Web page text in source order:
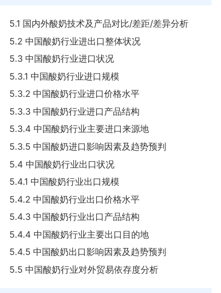
5.1 国内外酸奶技术及产品对比/差距/差异分析
5.2 中国酸奶行业进出口整体状况
5.3 中国酸奶行业进口状况
5.3.1 中国酸奶行业进口规模
5.3.2 中国酸奶行业进口价格水平
5.3.3 中国酸奶行业进口产品结构
5.3.4 中国酸奶行业主要进口来源地
5.3.5 中国酸奶进口影响因素及趋势预判
5.4 中国酸奶行业出口状况
5.4.1 中国酸奶行业出口规模
5.4.2 中国酸奶行业出口价格水平
5.4.3 中国酸奶行业出口产品结构
5.4.4 中国酸奶行业主要出口目的地
5.4.5 中国酸奶出口影响因素及趋势预判
5.5 中国酸奶行业对外贸易依存度分析